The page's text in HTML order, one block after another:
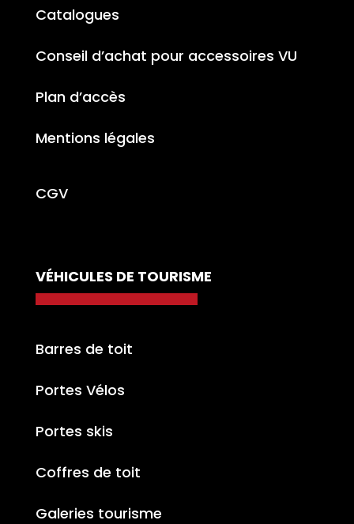
Catalogues
Conseil d’achat pour accessoires VU
Plan d’accès
Mentions légales
CGV
VÉHICULES DE TOURISME
Barres de toit
Portes Vélos
Portes skis
Coffres de toit
Galeries tourisme